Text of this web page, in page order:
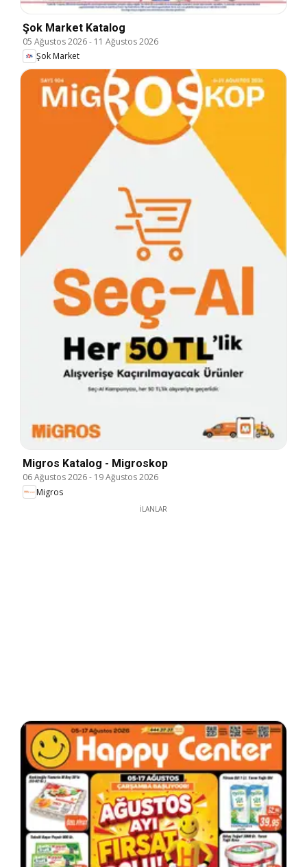
Şok Market Katalog
05 Ağustos 2026- 11 Ağustos 2026
Şok Market
Migros Katalog - Migroskop
06 Ağustos 2026- 19 Ağustos 2026
Migros
İLANLAR